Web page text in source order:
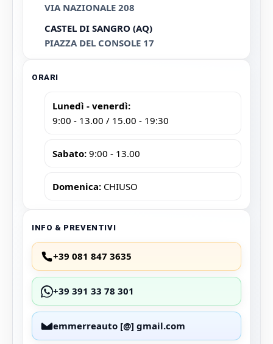
VIA NAZIONALE 208
CASTEL DI SANGRO (AQ)
PIAZZA DEL CONSOLE 17
ORARI
Lunedì - venerdì:
9:00 - 13.00 / 15.00 - 19:30
Sabato: 9:00 - 13.00
Domenica: CHIUSO
INFO & PREVENTIVI
+39 081 847 3635
+39 391 33 78 301
emmerreauto [@] gmail.com